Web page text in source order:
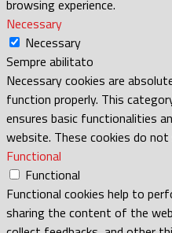
browsing experience.
Necessary
Necessary
Sempre abilitato
Necessary cookies are
function properly. This
ensures basic functionalities
website. These cookies do
Functional
Functional
Functional cookies help to
sharing the content of the